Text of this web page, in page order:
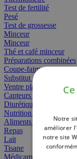
Test de fertilité
Pesé
Test de grossesse
Minceur
Minceur
Thé et café minceur
Préparations combinées
Coupe-faim
Substitut de repas
Ventre plat
Capteurs gras
Diurétiques
Nutrition spécifique
Aliments Bébé
Repas
Lait
Tisane
Médicament
Notre
améliorer
notre site